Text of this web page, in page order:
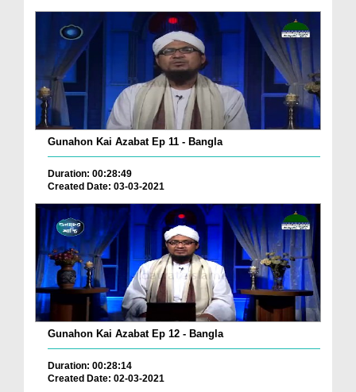
Gunahon Kai Azabat Ep 11 - Bangla
Duration: 00:28:49
Created Date: 03-03-2021
Gunahon Kai Azabat Ep 12 - Bangla
Duration: 00:28:14
Created Date: 02-03-2021